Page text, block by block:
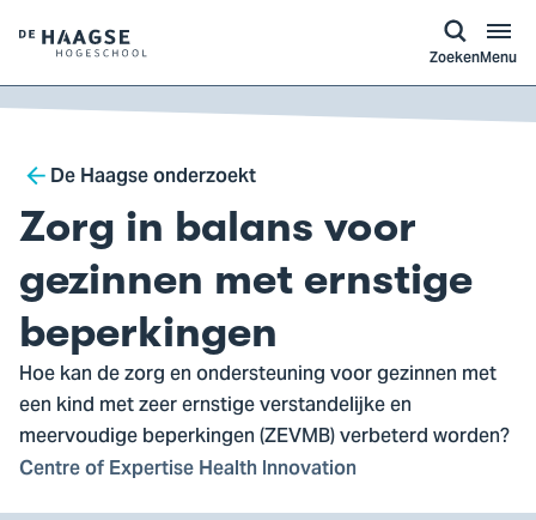
Logo
van
De
Hogeschool,
ga
naar
de
homepagina
ZoekenMenu
Breadcrumb
De Haagse onderzoekt
Zorg in balans voor
gezinnen met ernstige
beperkingen
Hoe kan de zorg en ondersteuning voor gezinnen met
een kind met zeer ernstige verstandelijke en
meervoudige beperkingen (ZEVMB) verbeterd worden?
Centre of Expertise Health Innovation